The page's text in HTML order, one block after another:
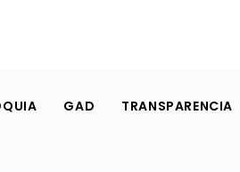
GAD TRANSPARENCIA